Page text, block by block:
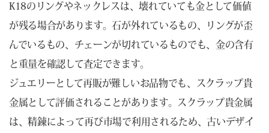
K18のリングやネックレスは、壊れていても金として価値
が残る場合があります。石が外れているもの、リングが歪
んでいるもの、チェーンが切れているものでも、金の含有
と重量を確認して査定できます。
ジュエリーとして再販が難しいお品物でも、スクラップ貴
金属として評価されることがあります。スクラップ貴金属
は、精錬によって再び市場で利用されるため、古いデザイ